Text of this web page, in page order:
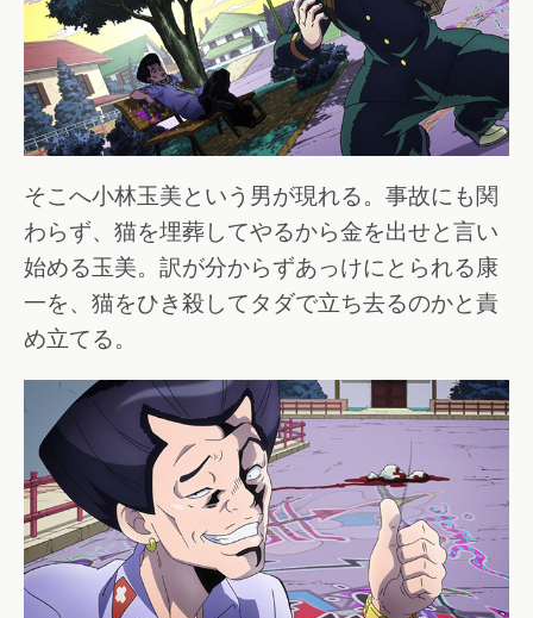
そこへ小林玉美という男が現れる。事故にも関
わらず、猫を埋葬してやるから金を出せと言い
始める玉美。訳が分からずあっけにとられる康
一を、猫をひき殺してタダで立ち去るのかと責
め立てる。